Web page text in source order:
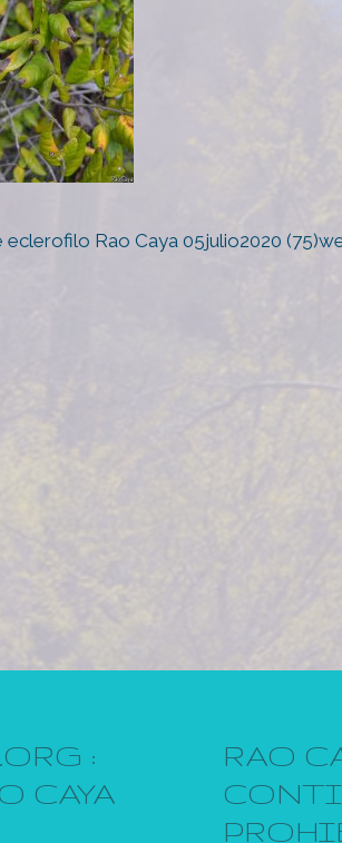
eclerofilo Rao Caya 05julio2020
:
CAYA
RAO